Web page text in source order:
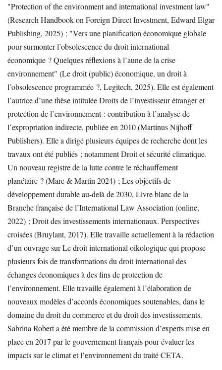
"Protection of the environment and international investment law"
(Research Handbook on Foreign Direct Investment, Edward Elgar
Publishing, 2025) ; "Vers une planification économique globale
pour surmonter l’obsolescence du droit international
économique ? Quelques réflexions à l’aune de la crise
environnement" (Le droit (public) économique, un droit à
l’obsolescence programmée ?, Legitech, 2025). Elle est également
l’autrice d’une thèse intitulée Droits de l’investisseur étranger et
protection de l’environnement : contribution à l’analyse de
l’expropriation indirecte, publiée en 2010 (Martinus Nijhoff
Publishers). Elle a dirigé plusieurs équipes de recherche dont les
travaux ont été publiés ; notamment Droit et sécurité climatique.
Un nouveau registre de la lutte contre le réchauffement
planétaire ? (Mare & Martin 2024) ; Les objectifs de
développement durable au-delà de 2030, Livre blanc de la
Branche française de l’International Law Association (online,
2022) ; Droit des investissements internationaux. Perspectives
croisées (Bruylant, 2017). Elle travaille actuellement à la rédaction
d’un ouvrage sur Le droit international oikologique qui propose
plusieurs fois de transformations du droit international des
échanges économiques à des fins de protection de
l’environnement. Elle travaille également à l’élaboration de
nouveaux modèles d’accords économiques soutenables, dans le
domaine du droit du commerce et du droit des investissements.
Sabrina Robert a été membre de la commission d’experts mise en
place en 2017 par le gouvernement français pour évaluer les
impacts sur le climat et l’environnement du traité CETA.